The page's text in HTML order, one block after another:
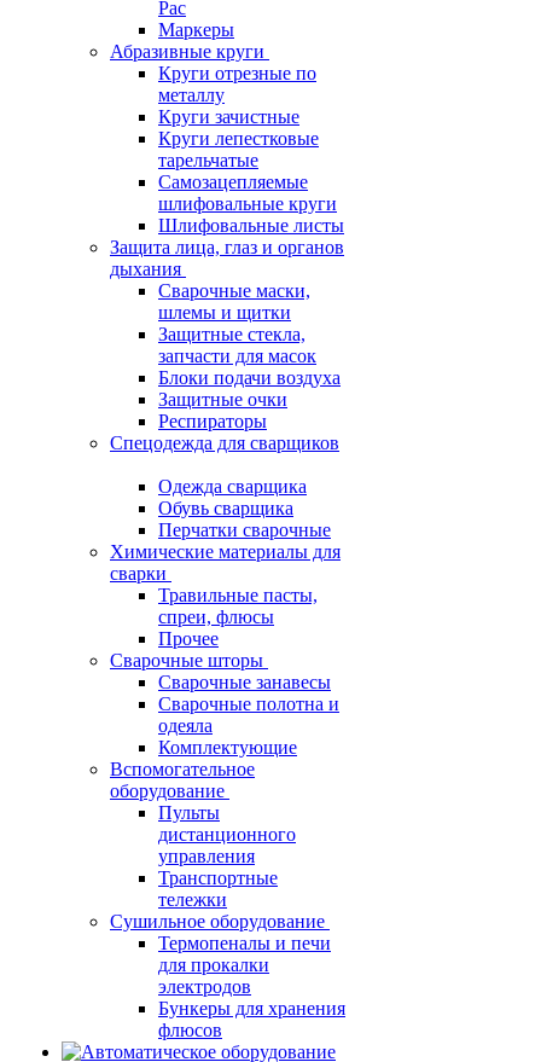
Pac
Маркеры
Абразивные круги
Круги отрезные по
металлу
Круги зачистные
Круги лепестковые
тарельчатые
Самозацепляемые
шлифовальные круги
Шлифовальные листы
Защита лица, глаз и органов
дыхания
Сварочные маски,
шлемы и щитки
Защитные стекла,
запчасти для масок
Блоки подачи воздуха
Защитные очки
Респираторы
Спецодежда для сварщиков
Одежда сварщика
Обувь сварщика
Перчатки сварочные
Химические материалы для
сварки
Травильные пасты,
спреи, флюсы
Прочее
Сварочные шторы
Сварочные занавесы
Сварочные полотна и
одеяла
Комплектующие
Вспомогательное
оборудование
Пульты
дистанционного
управления
Транспортные
тележки
Сушильное оборудование
Термопеналы и печи
для прокалки
электродов
Бункеры для хранения
флюсов